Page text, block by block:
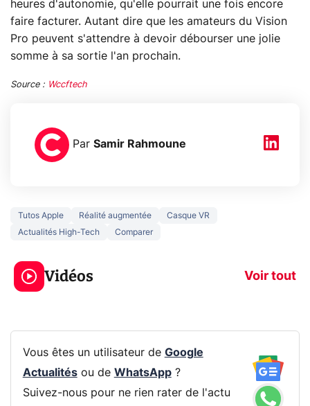
heures d'autonomie, qu'elle pourrait une fois encore
faire facturer. Autant dire que les amateurs du Vision
Pro peuvent s'attendre à devoir débourser une jolie
somme à sa sortie l'an prochain.
Source : Wccftech
Par Samir Rahmoune
Tutos Apple Réalité augmentée
Casque VR
Actualités High-Tech
Comparer
Vidéos Voir tout
3 écrans en 1 pour
319€ ? Voici L'AOC
CQ32G4ZA !
prochaine
Vous êtes un utilisateur de Google
Actualitésou de WhatsApp?
Suivez-nous pour ne rien rater de l'actu